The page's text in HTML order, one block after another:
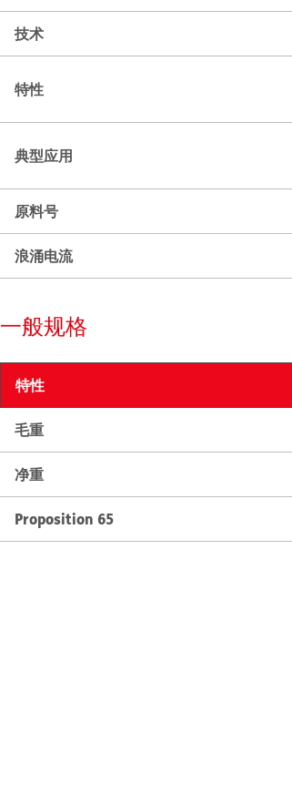
技术
特性
典型应用
原料号
浪涌电流
一般规格
特性
毛重
净重
Proposition 65